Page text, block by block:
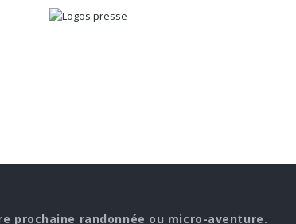
prochaine randonnée ou micro-aventure.